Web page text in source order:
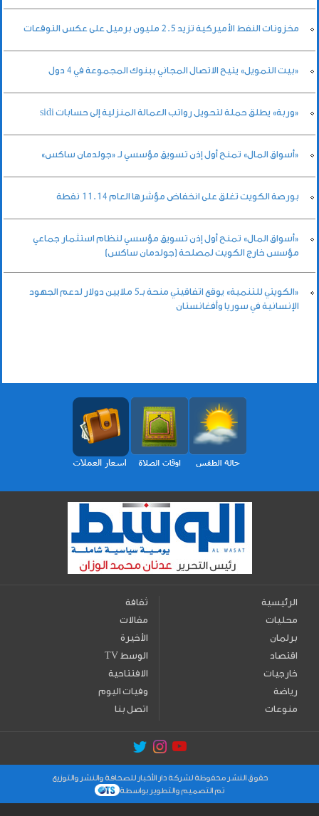
مخزونات النفط الأميركية تزيد 2.5 مليون برميل على عكس التوقعات
«بيت التمويل» يتيح الاتصال المجاني ببنوك المجموعة في 4 دول
«وربة» يطلق حملة لتحويل رواتب العمالة المنزلية إلى حسابات sidi
«أسواق المال» تمنح أول إذن تسويق مؤسسي لـ «جولدمان ساكس»
بورصة الكويت تغلق على انخفاض مؤشرها العام 11.14 نقطة
«أسواق المال» تمنح أول إذن تسويق مؤسسي لنظام استثمار جماعي
مؤسس خارج الكويت لمصلحة (جولدمان ساكس)
«الكويتي للتنمية» يوقع اتفاقيتي منحة بـ5 ملايين دولار لدعم الجهود
الإنسانية في سوريا وأفغانستان
الرئيسية
محليات
برلمان
اقتصاد
خارجيات
رياضة
منوعات
ثقافة
مقالات
الأخيرة
TV الوسط
الافتتاحية
وفيات اليوم
اتصل بنا
حقوق النشر محفوظة لشركة دار الأخبار للصحافة والنشر والتوزيع
تم التصميم والتطوير بواسطة